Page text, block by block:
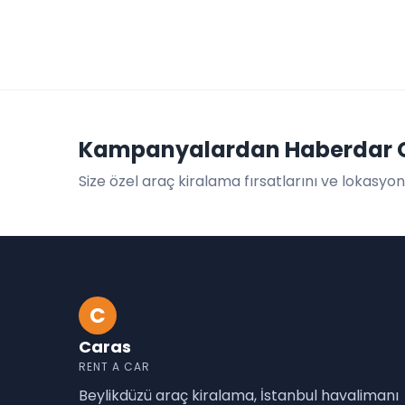
Kampanyalardan Haberdar
Size özel araç kiralama fırsatlarını ve
C
Caras
RENT A CAR
Beylikdüzü araç kiralama, İstanbul havalimanı